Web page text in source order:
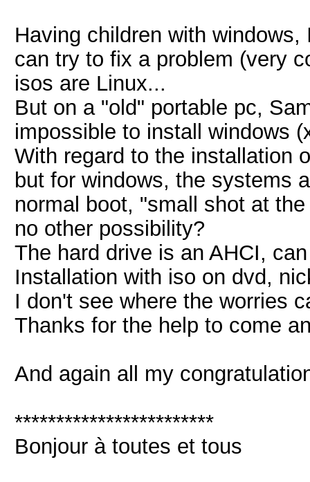
Having children with
can try to fix a problem (very
isos are Linux...
But on a "old" portable pc,
impossible to install windows
With regard to the installation
but for windows, the systems
normal boot, "small shot at
no other possibility?
The hard drive is an AHCI,
Installation with iso on dvd,
I don't see where the worries
Thanks for the help to come
And again all my
************************
Bonjour à toutes et tous